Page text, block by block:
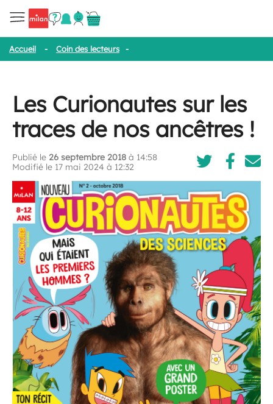
Accueil - Coin des lecteurs -
Les Curionautes sur les
traces de nos ancêtres !
Publié le 26 septembre 2018 à 14:58
Modifié le 17 mai 2024 à 12:32